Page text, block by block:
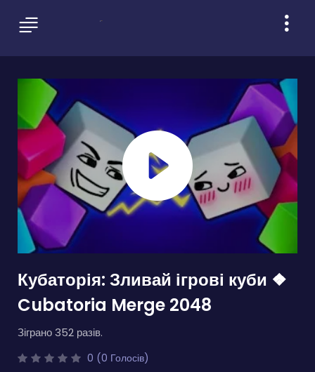
Кубаторія: Зливай ігрові куби ❖
Cubatoria Merge 2048
Зіграно 352 разів.
0 (0 Голосів)